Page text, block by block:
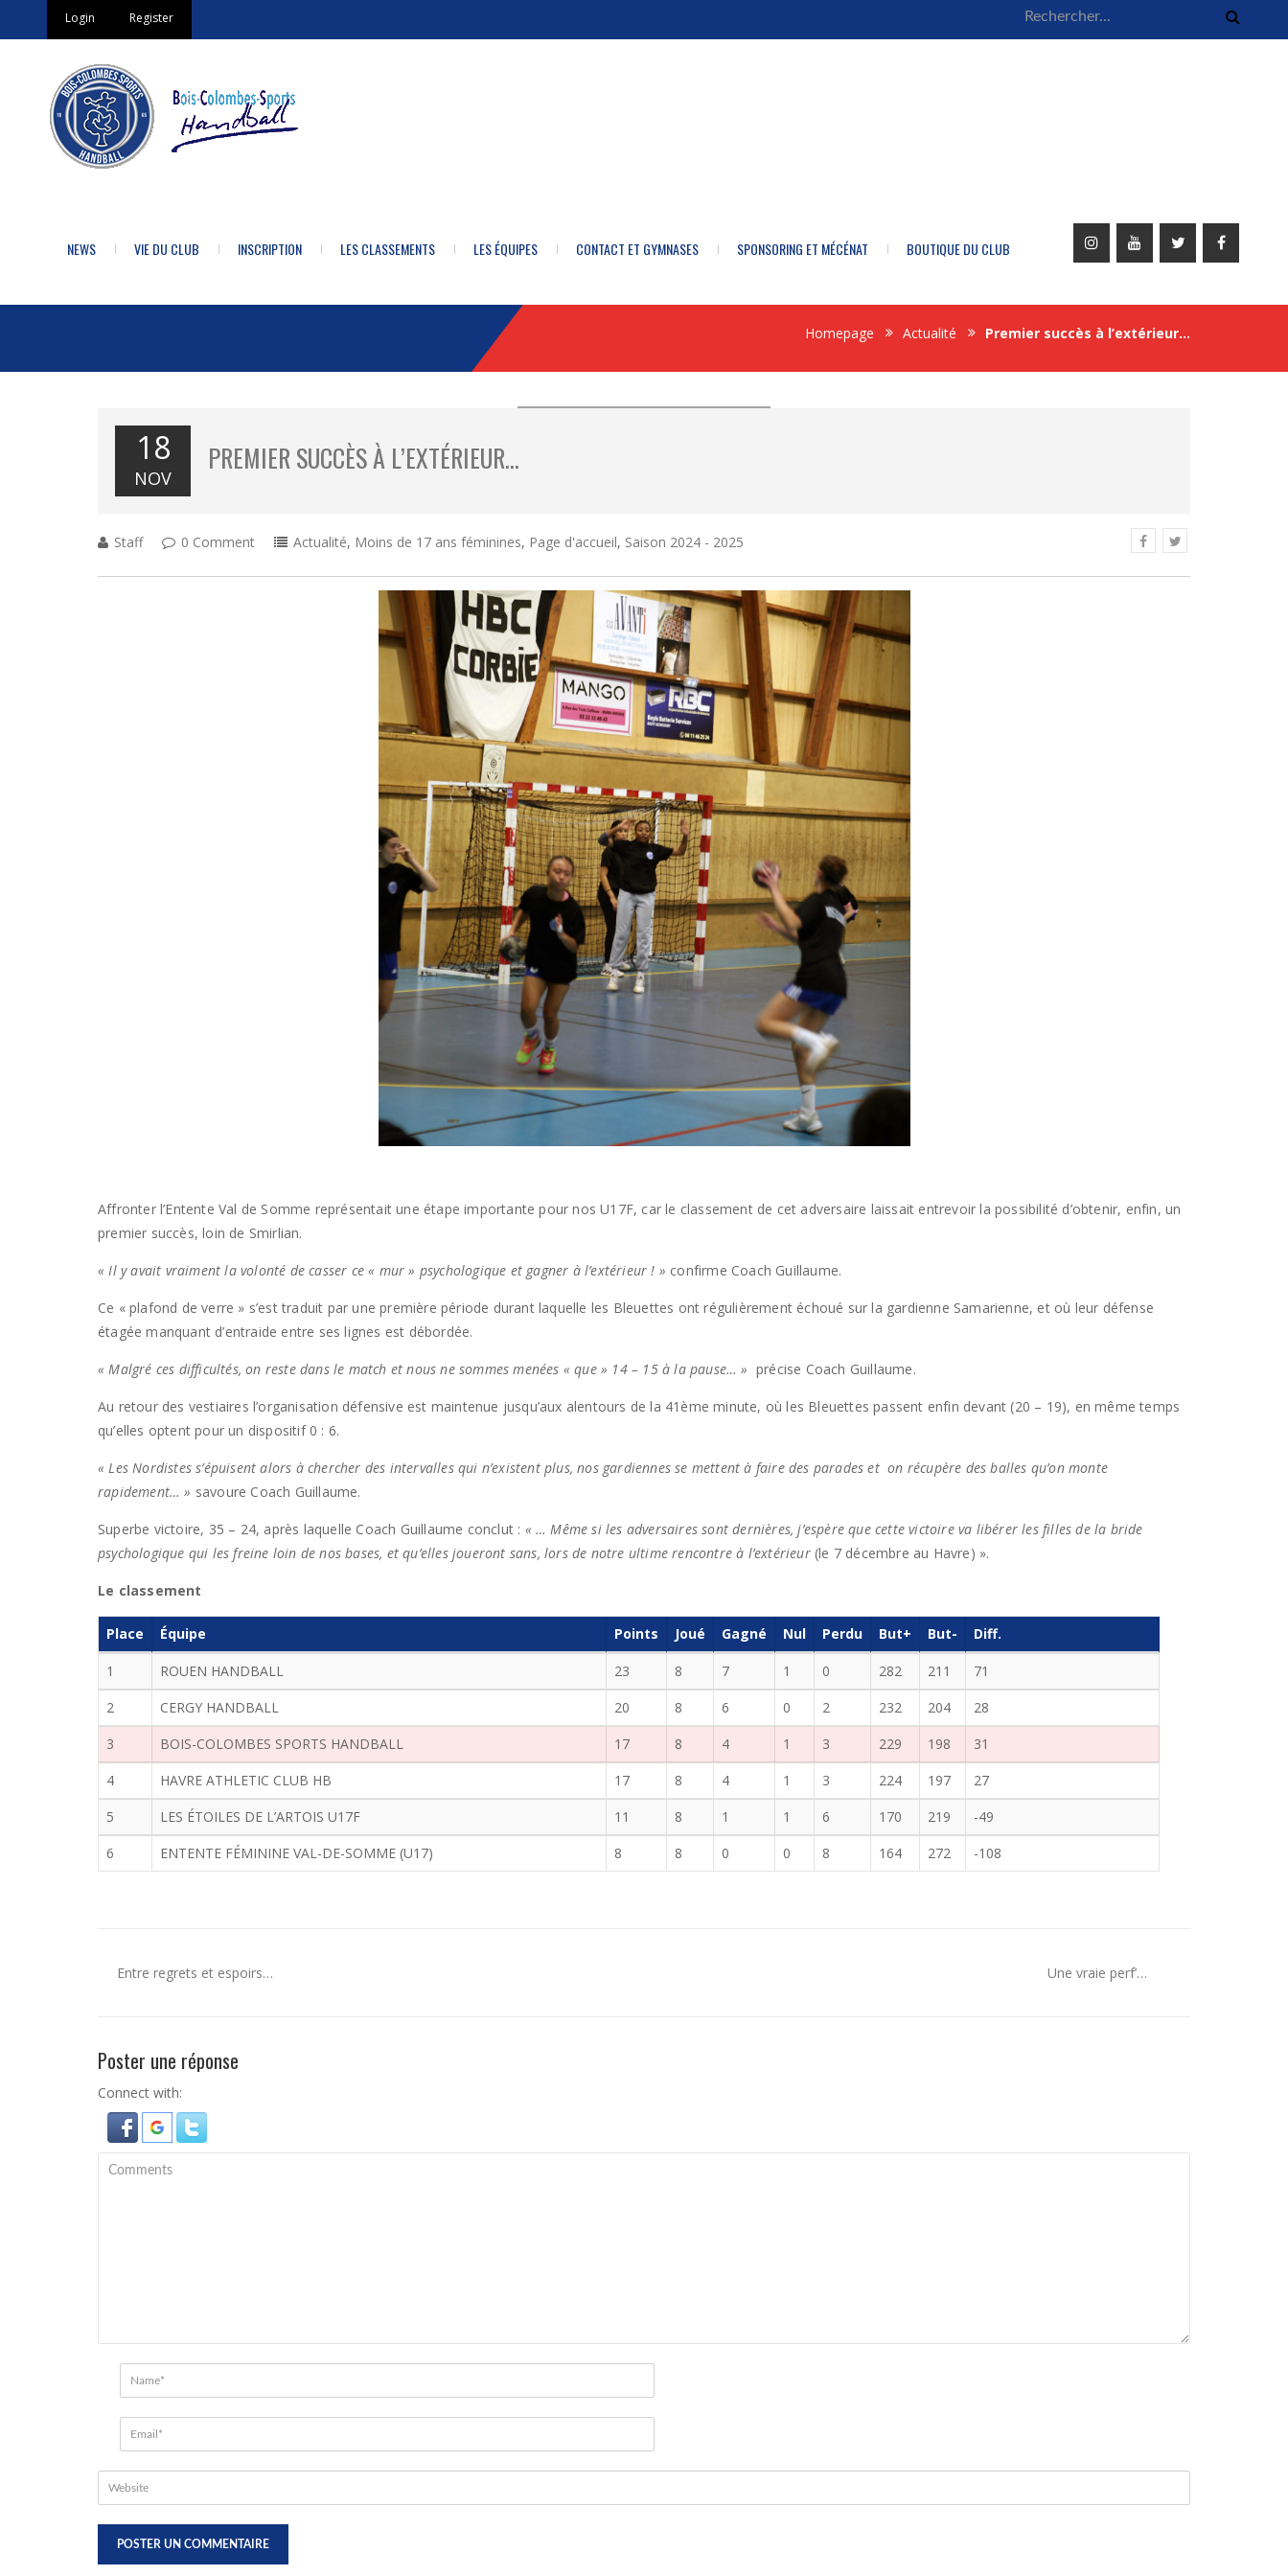
Login Register
NEWS VIE DU CLUB INSCRIPTION LES CLASSEMENTS LES ÉQUIPES CONTACT ET GYMNASES SPONSORING ET MÉCÉNAT BOUTIQUE DU CLUB
Homepage Actualité Premier succès à l’extérieur…
18
NOV
PREMIER SUCCÈS À L’EXTÉRIEUR…
Staff 0 Comment Actualité, Moins de 17 ans féminines, Page d'accueil, Saison 2024 - 2025
Affronter l’Entente Val de Somme représentait une étape importante pour nos U17F, car le classement de cet adversaire laissait entrevoir la possibilité d’obtenir, enfin, un
premier succès, loin de Smirlian.
« Il y avait vraiment la volonté de casser ce « mur » psychologique et gagner à l’extérieur ! » confirme Coach Guillaume.
Ce « plafond de verre » s’est traduit par une première période durant laquelle les Bleuettes ont régulièrement échoué sur la gardienne Samarienne, et où leur défense
étagée manquant d’entraide entre ses lignes est débordée.
« Malgré ces difficultés, on reste dans le match et nous ne sommes menées « que » 14 – 15 à la pause… » précise Coach Guillaume.
Au retour des vestiaires l’organisation défensive est maintenue jusqu’aux alentours de la 41ème minute, où les Bleuettes passent enfin devant (20 – 19), en même temps
qu’elles optent pour un dispositif 0 : 6.
« Les Nordistes s’épuisent alors à chercher des intervalles qui n’existent plus, nos gardiennes se mettent à faire des parades et on récupère des balles qu’on monte
rapidement… » savoure Coach Guillaume.
Superbe victoire, 35 – 24, après laquelle Coach Guillaume conclut : « … Même si les adversaires sont dernières, j’espère que cette victoire va libérer les filles de la bride
psychologique qui les freine loin de nos bases, et qu’elles joueront sans, lors de notre ultime rencontre à l’extérieur(le 7 décembre au Havre) ».
Le classement
Place Équipe Points Joué Gagné Nul Perdu But+ But- Diff.
1 ROUEN HANDBALL 23 8 7 1 0 282 211
71
2
CERGY HANDBALL 20 8 6 0 2 232 204
28
3
BOIS-COLOMBES SPORTS HANDBALL 17 8 4 1 3 229 198
31
4
HAVRE ATHLETIC CLUB HB 17 8 4 1 3 224 197
27
5
LES ÉTOILES DE L’ARTOIS U17F 11 8 1 1 6 170 219
-49
6
ENTENTE FÉMININE VAL-DE-SOMME (U17) 8 8 0 0 8 164 272 -108
Entre regrets et espoirs… Une vraie perf’…
Poster une réponse
Connect with: